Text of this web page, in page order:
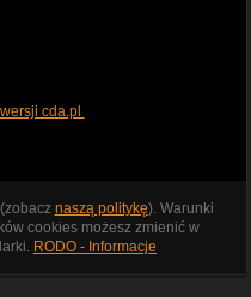
cda.pl
naszą politykę). Warunki
cookies możesz zmienić w
RODO - Informacje